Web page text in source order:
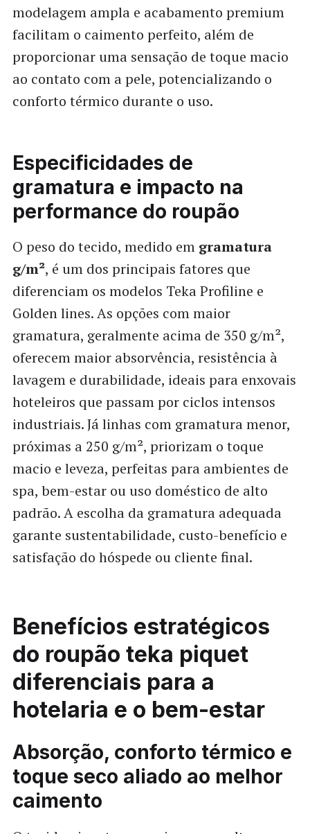
modelagem ampla e acabamento premium
facilitam o caimento perfeito, além de
proporcionar uma sensação de toque macio
ao contato com a pele, potencializando o
conforto térmico durante o uso.
Especificidades de
gramatura e impacto na
performance do roupão
O peso do tecido, medido em gramatura
g/m², é um dos principais fatores que
diferenciam os modelos Teka Profiline e
Golden lines. As opções com maior
gramatura, geralmente acima de 350 g/m²,
oferecem maior absorvência, resistência à
lavagem e durabilidade, ideais para enxovais
hoteleiros que passam por ciclos intensos
industriais. Já linhas com gramatura menor,
próximas a 250 g/m², priorizam o toque
macio e leveza, perfeitas para ambientes de
spa, bem-estar ou uso doméstico de alto
padrão. A escolha da gramatura adequada
garante sustentabilidade, custo-benefício e
satisfação do hóspede ou cliente final.
Benefícios estratégicos
do roupão teka piquet
diferenciais para a
hotelaria e o bem-estar
Absorção, conforto térmico e
toque seco aliado ao melhor
caimento